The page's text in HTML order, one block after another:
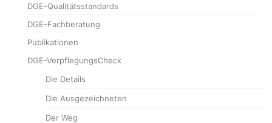
DGE-Qualitätsstandards
DGE-Fachberatung
Publikationen
DGE-VerpflegungsCheck
Die Details
Die Ausgezeichneten
Der Weg